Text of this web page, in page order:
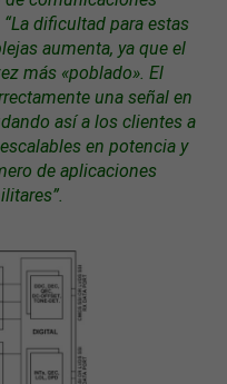
dificultad para estas
aumenta, ya que el
más «poblado». El
una señal en
así a los clientes a
en potencia y
de aplicaciones